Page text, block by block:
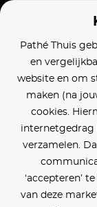
Pathé Thuis
en
website en om
maken (na
cookies.
internetgedrag
verzamelen.
‘accepteren’
van deze